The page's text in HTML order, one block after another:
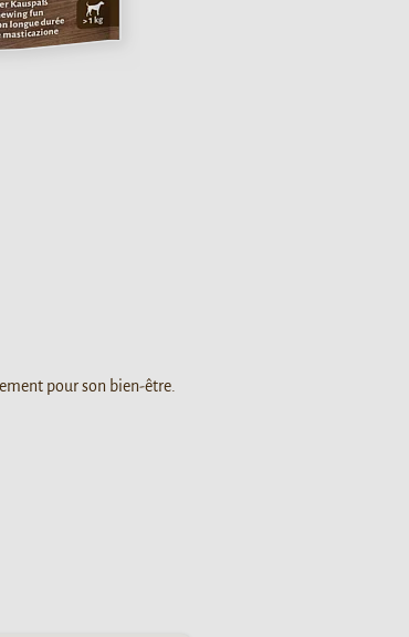
pour son bien-être.